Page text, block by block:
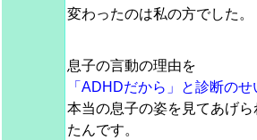
変わったのは私の方でした。
息子の言動の理由を
「ADHDだから」と診断のせ
本当の息子の姿を見てあげら
たんです。